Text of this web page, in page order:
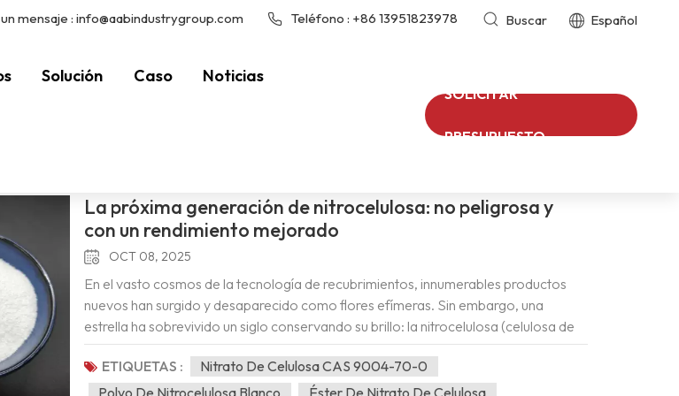
mensaje : info@aabindustrygroup.com Teléfono : +86 13951823978 Buscar Español
Solución Caso Noticias
SOLICITAR
PRESUPUESTO
Solución De Nitrocelulosa Al 40% Económica
La próxima generación de nitrocelulosa: no peligrosa y
con un rendimiento mejorado
OCT 08, 2025
En el vasto cosmos de la tecnología de recubrimientos, innumerables productos
nuevos han surgido y desaparecido como flores efímeras. Sin embargo, una
estrella ha sobrevivido un siglo conservando su brillo: la nitrocelulosa (celulosa de
nitrato).Al hablar de innovación, a menudo se pasan por alto los clásicos que han
resistido el paso del tiempo. Como uno de los pilares de los recubrimientos
industriales modernos, la nitrocelulosa no solo ha perdurado, sino que también ha
ETIQUETAS :
Nitrato De Celulosa CAS 9004-70-0
Polvo De Nitrocelulosa Blanco
Éster De Nitrato De Celulosa